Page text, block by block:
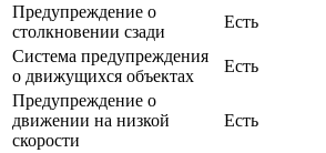
Предупреждение о
столкновении сзади
Есть
Система предупреждения
о движущихся объектах
Есть
Предупреждение о
движении на низкой
скорости
Есть